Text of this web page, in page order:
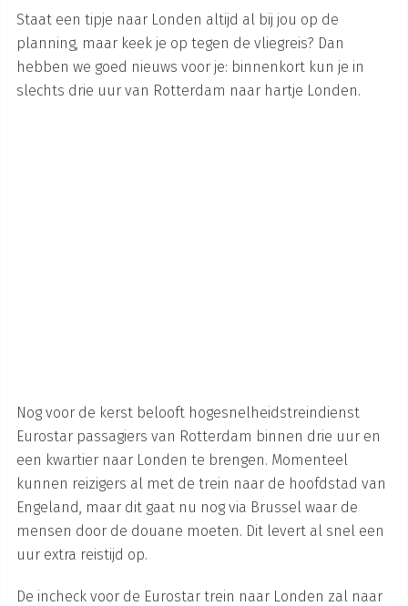
Staat een tipje naar Londen altijd al bij jou op de
planning, maar keek je op tegen de vliegreis? Dan
hebben we goed nieuws voor je: binnenkort kun je in
slechts drie uur van Rotterdam naar hartje Londen.
Nog voor de kerst belooft hogesnelheidstreindienst
Eurostar passagiers van Rotterdam binnen drie uur en
een kwartier naar Londen te brengen. Momenteel
kunnen reizigers al met de trein naar de hoofdstad van
Engeland, maar dit gaat nu nog via Brussel waar de
mensen door de douane moeten. Dit levert al snel een
uur extra reistijd op.
De incheck voor de Eurostar trein naar Londen zal naar